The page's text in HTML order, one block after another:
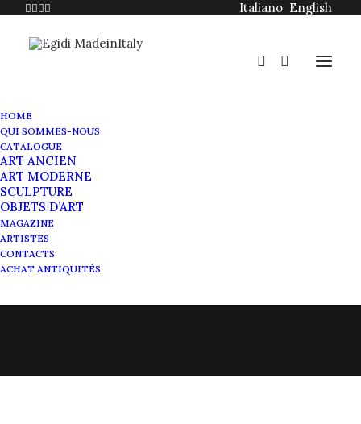
Italiano English
HOME
QUI SOMMES-NOUS
CATALOGUE
ART ANCIEN
ART MODERNE
SCULPTURE
OBJETS D’ART
MAGAZINE
ARTISTES
CONTACTS
ACHAT ANTIQUITÉS
Les vicissitudes de la
peinture de Guido Reni